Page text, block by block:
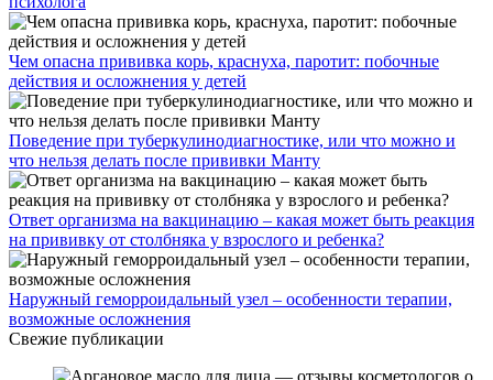
Чем опасна прививка корь, краснуха, паротит: побочные
действия и осложнения у детей
Поведение при туберкулинодиагностике, или что можно и
что нельзя делать после прививки Манту
Ответ организма на вакцинацию – какая может быть реакция
на прививку от столбняка у взрослого и ребенка?
Наружный геморроидальный узел – особенности терапии,
возможные осложнения
Свежие публикации